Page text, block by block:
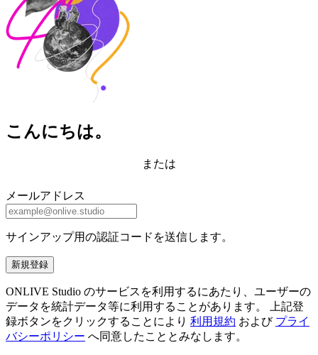
こんにちは。
または
メールアドレス
サインアップ用の認証コードを送信します。
新規登録
ONLIVE Studio のサービスを利用するにあたり、ユーザーの
データを統計データ等に利用することがあります。 上記登
録ボタンをクリックすることにより 利用規約 および プライ
バシーポリシー へ同意したこととみなします。